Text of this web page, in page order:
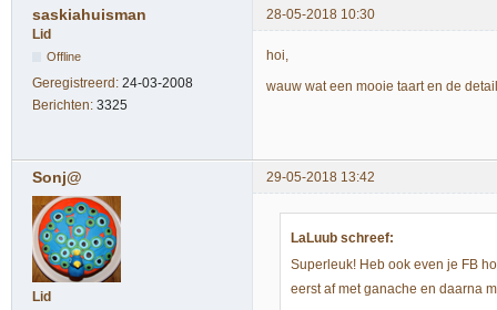
saskiahuisman
28-05-2018 10:30
Lid
Offline
Geregistreerd: 24-03-2008
Berichten: 3325
hoi,
wauw wat een mooie taart en de
Sonj@ 29-05-2018 13:42
Lid
LaLuub schreef:
Superleuk! Heb ook even je FB
eerst af met ganache en daarna